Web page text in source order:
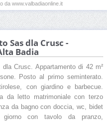
da www.valbadiaonline.it
Sas dla Crusc -
Badia
dla Crusc. Appartamento di 42 m²
Posto al primo seminterato.
con giardino e barbecue.
da letto matrimoniale con terzo
da bagno con doccia, wc, bidet
con tavolo da pranzo,